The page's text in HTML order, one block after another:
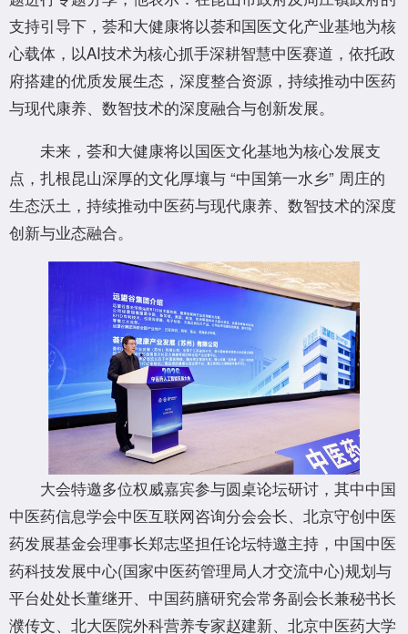
支持引导下，荟和大健康将以荟和国医文化产业基地为核
心载体，以AI技术为核心抓手深耕智慧中医赛道，依托政
府搭建的优质发展生态，深度整合资源，持续推动中医药
与现代康养、数智技术的深度融合与创新发展。
未来，荟和大健康将以国医文化基地为核心发展支
点，扎根昆山深厚的文化厚壤与 “中国第一水乡” 周庄的
生态沃土，持续推动中医药与现代康养、数智技术的深度
创新与业态融合。
大会特邀多位权威嘉宾参与圆桌论坛研讨，其中中国
中医药信息学会中医互联网咨询分会会长、北京守创中医
药发展基金会理事长郑志坚担任论坛特邀主持，中国中医
药科技发展中心(国家中医药管理局人才交流中心)规划与
平台处处长董继开、中国药膳研究会常务副会长兼秘书长
濮传文、北大医院外科营养专家赵建新、北京中医药大学